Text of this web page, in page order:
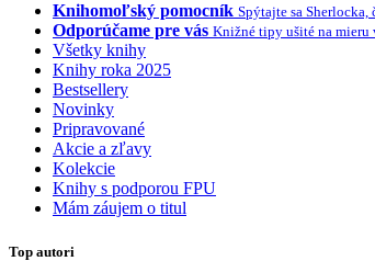
Knihomoľský pomocník Spýtajte sa Sherlocka,
Odporúčame pre vás Knižné tipy ušité na mieru
Všetky knihy
Knihy roka 2025
Bestsellery
Novinky
Pripravované
Akcie a zľavy
Kolekcie
Knihy s podporou FPU
Mám záujem o titul
Top autori